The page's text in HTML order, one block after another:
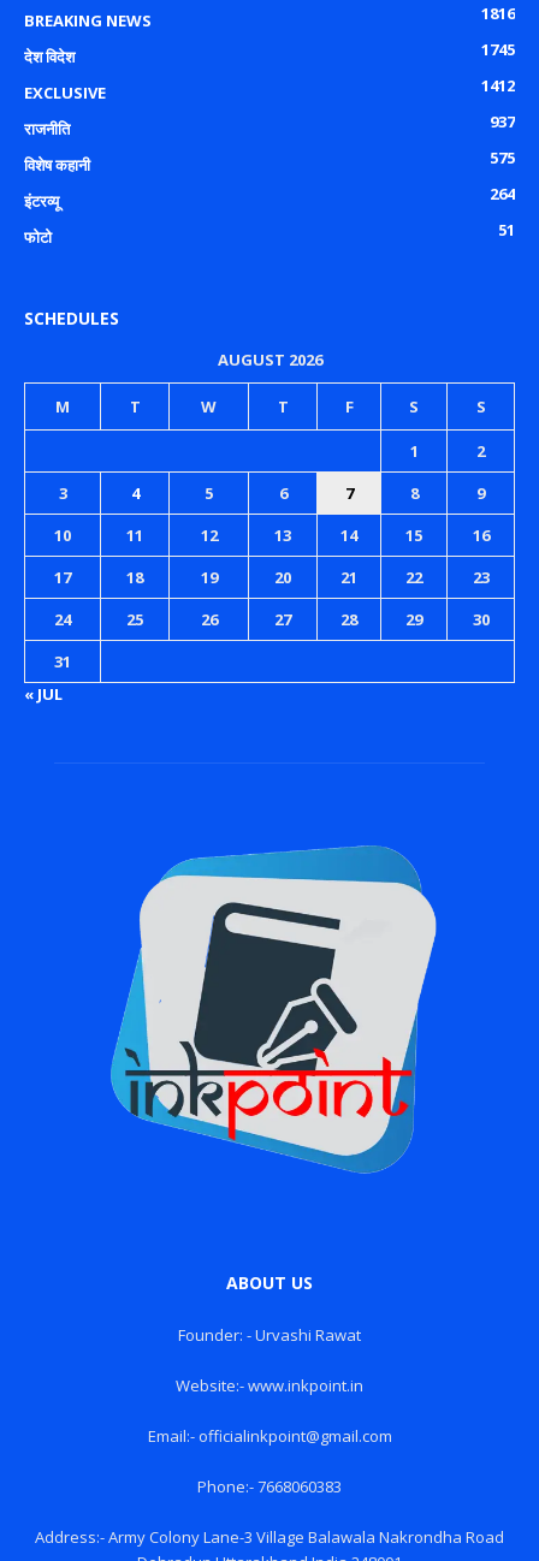
BREAKING NEWS
1816
देश विदेश
1745
EXCLUSIVE
1412
राजनीति
937
विशेष कहानी
575
इंटरव्यू
264
फोटो
51
SCHEDULES
AUGUST 2026
M T W T F S S
1
2
3
4 5 6 7 8
9
10
11 12 13 14 15
16
17
18 19 20 21 22
23
24
25 26 27 28 29
30
31
« JUL
ABOUT US
Founder: - Urvashi Rawat
Website:- www.inkpoint.in
Email:- officialinkpoint@gmail.com
Phone:- 7668060383
Address:- Army Colony Lane-3 Village Balawala Nakrondha Road